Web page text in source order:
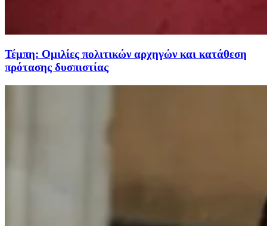
Τέμπη: Ομιλίες πολιτικών αρχηγών και κατάθεση
πρότασης δυσπιστίας